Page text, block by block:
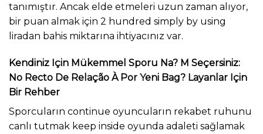
tanımıştır. Ancak elde etmeleri uzun zaman alıyor,
bir puan almak için 2 hundred simply by using
liradan bahis miktarına ihtiyacınız var.
Kendiniz Için Mükemmel Sporu Na? M Seçersiniz:
No Recto De Relação À Por Yeni Bag? Layanlar Için
Bir Rehber
Sporcuların continue oyuncuların rekabet ruhunu
canlı tutmak keep inside oyunda adaleti sağlamak